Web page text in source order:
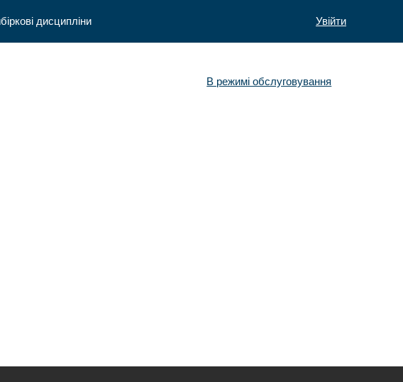
дисципліни Увійти
В режимі обслуговування